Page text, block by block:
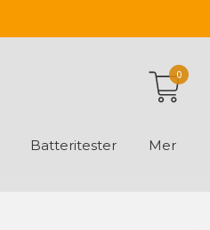
Batteritester Mer
0